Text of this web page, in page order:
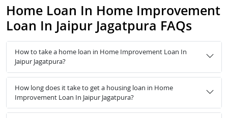
Home Loan In Home Improvement
Loan In Jaipur Jagatpura FAQs
How to take a home loan in Home Improvement Loan In
Jaipur Jagatpura?
How long does it take to get a housing loan in Home
Improvement Loan In Jaipur Jagatpura?